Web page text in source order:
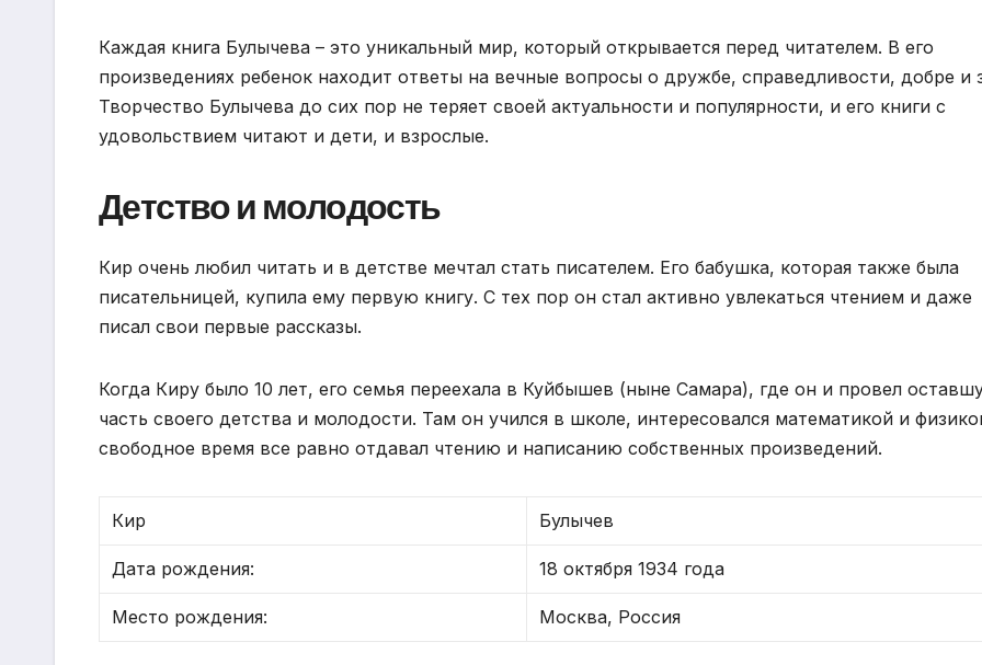
Каждая книга Булычева – это уникальный мир, который открывается перед читателем. В его
произведениях ребенок находит ответы на вечные вопросы о дружбе, справедливости, добре и
Творчество Булычева до сих пор не теряет своей актуальности и популярности, и его книги с
удовольствием читают и дети, и взрослые.
Детство и молодость
Кир очень любил читать и в детстве мечтал стать писателем. Его бабушка, которая также была
писательницей, купила ему первую книгу. С тех пор он стал активно увлекаться чтением и даже
писал свои первые рассказы.
Когда Киру было 10 лет, его семья переехала в Куйбышев (ныне Самара), где он и провел
часть своего детства и молодости. Там он учился в школе, интересовался математикой и
свободное время все равно отдавал чтению и написанию собственных произведений.
Кир Булычев
Дата рождения: 18 октября 1934 года
Место рождения: Москва, Россия